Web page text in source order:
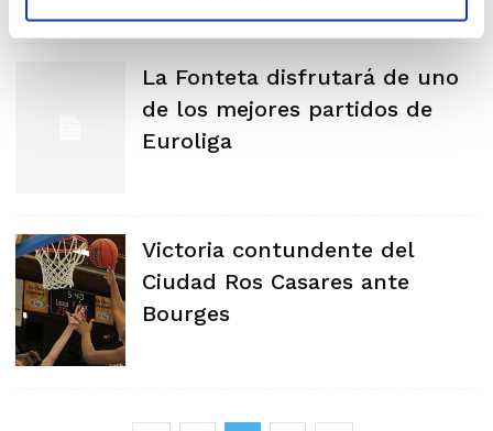
La Fonteta disfrutará de uno
de los mejores partidos de
Euroliga
Victoria contundente del
Ciudad Ros Casares ante
Bourges